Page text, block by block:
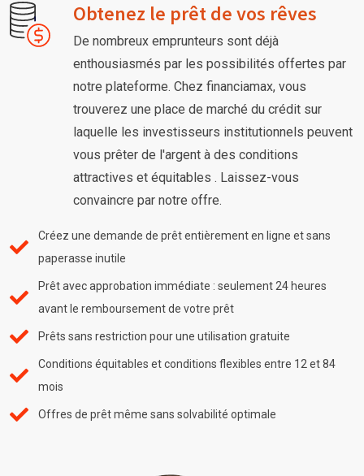
Obtenez le prêt de vos rêves
De nombreux emprunteurs sont déjà
enthousiasmés par les possibilités offertes par
notre plateforme. Chez financiamax, vous
trouverez une place de marché du crédit sur
laquelle les investisseurs institutionnels peuvent
vous prêter de l'argent à des conditions
attractives et équitables . Laissez-vous
convaincre par notre offre.
Créez une demande de prêt entièrement en ligne et sans
paperasse inutile
Prêt avec approbation immédiate : seulement 24 heures
avant le remboursement de votre prêt
Prêts sans restriction pour une utilisation gratuite
Conditions équitables et conditions flexibles entre 12 et 84
mois
Offres de prêt même sans solvabilité optimale